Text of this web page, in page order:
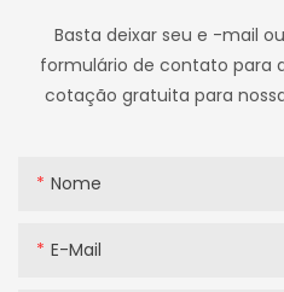
Basta deixar seu e -mail
formulário de contato para
cotação gratuita para
Nome
E-Mail